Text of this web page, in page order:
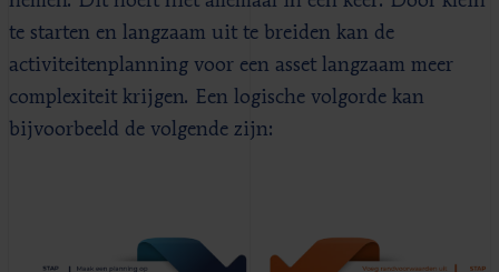
te starten en langzaam uit te breiden kan de
activiteitenplanning voor een asset langzaam meer
complexiteit krijgen. Een logische volgorde kan
bijvoorbeeld de volgende zijn: